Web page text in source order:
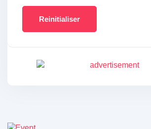
Reinitialiser